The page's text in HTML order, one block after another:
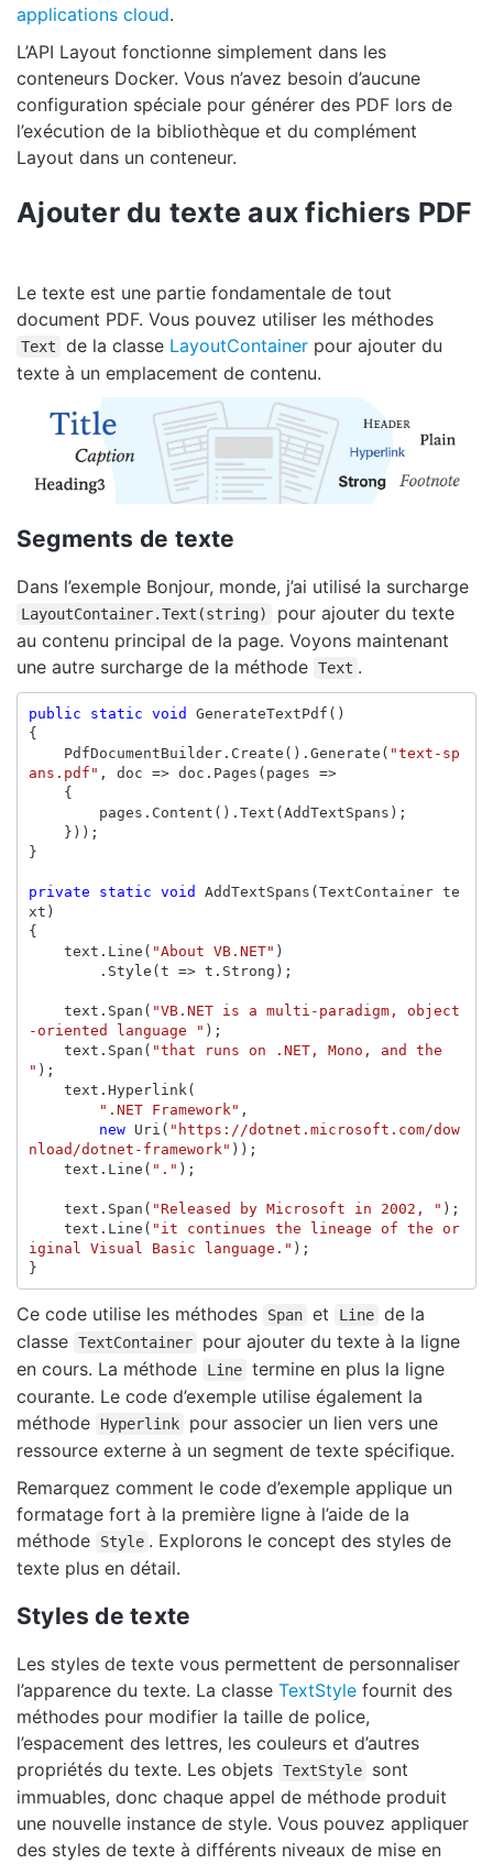
applications cloud.
L’API Layout fonctionne simplement dans les
conteneurs Docker. Vous n’avez besoin d’aucune
configuration spéciale pour générer des PDF lors de
l’exécution de la bibliothèque et du complément
Layout dans un conteneur.
Ajouter du texte aux fichiers PDF
Le texte est une partie fondamentale de tout
document PDF. Vous pouvez utiliser les méthodes
Text de la classe LayoutContainer pour ajouter du
texte à un emplacement de contenu.
Segments de texte
Dans l’exemple Bonjour, monde, j’ai utilisé la surcharge
LayoutContainer.Text(string)
pour ajouter du texte
au contenu principal de la page. Voyons maintenant
une autre surcharge de la méthode Text .
public static void GenerateTextPdf ()
{
PdfDocumentBuilder. Create (). Generate ( "text-sp
ans.pdf" , doc => doc . Pages ( pages =>
{
pages . Content (). Text ( AddTextSpans );
}));
}
private static void AddTextSpans ( TextContainer te
xt )
{
text . Line ( "About VB.NET" )
. Style ( t => t . Strong );
text . Span ( "VB.NET is a multi-paradigm, object
-oriented language " );
text . Span ( "that runs on .NET, Mono, and the
" );
text . Hyperlink (
".NET Framework" ,
new
Uri ( "https://dotnet.microsoft.com/dow
nload/dotnet-framework" ));
text . Line ( "." );
text . Span ( "Released by Microsoft in 2002, " );
text . Line ( "it continues the lineage of the or
iginal Visual Basic language." );
}
Ce code utilise les méthodes Span et Line de la
classe TextContainer
pour ajouter du texte à la ligne
en cours. La méthode
Line termine en plus la ligne
courante. Le code d’exemple utilise également la
méthode
Hyperlink
pour associer un lien vers une
ressource externe à un segment de texte spécifique.
Remarquez comment le code d’exemple applique un
formatage fort à la première ligne à l’aide de la
méthode
Style . Explorons le concept des styles de
texte plus en détail.
Styles de texte
Les styles de texte vous permettent de personnaliser
l’apparence du texte. La classe TextStyle fournit des
méthodes pour modifier la taille de police,
l’espacement des lettres, les couleurs et d’autres
propriétés du texte. Les objets TextStyle
sont
immuables, donc chaque appel de méthode produit
une nouvelle instance de style. Vous pouvez appliquer
des styles de texte à différents niveaux de mise en